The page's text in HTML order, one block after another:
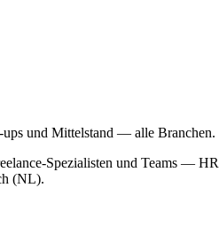
und Mittelstand — alle Branchen.
Spezialisten und Teams
(NL).